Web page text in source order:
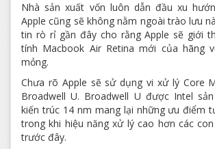
Nhà sản xuất vốn luôn dẫn đầu xu
Apple cũng sẽ không nằm ngoài trào lưu
tin rò rỉ gần đây cho rằng Apple sẽ giới
tính Macbook Air Retina mới của hãng
mỏng.
Chưa rõ Apple sẽ sử dụng vi xử lý Core
Broadwell U. Broadwell U được Intel
kiến trúc 14 nm mang lại những ưu điểm
trong khi hiệu năng xử lý cao hơn các
trước đây.